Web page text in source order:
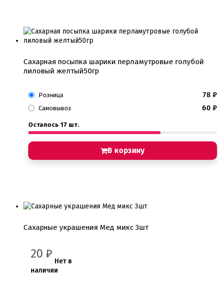
Сахарная посыпка шарики перламутровые голубой
лиловый желтый50гр
Розница 78 ₽
Самовывоз 60 ₽
Осталось 17 шт.
В корзину
Сахарные украшения Мед микс 3шт
20 ₽
Нет в
наличии